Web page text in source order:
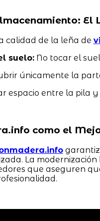
El
calidad de la leña de
suelo:No tocar el
únicamente la
espacio entre la pila y
como el
La
que aseguren